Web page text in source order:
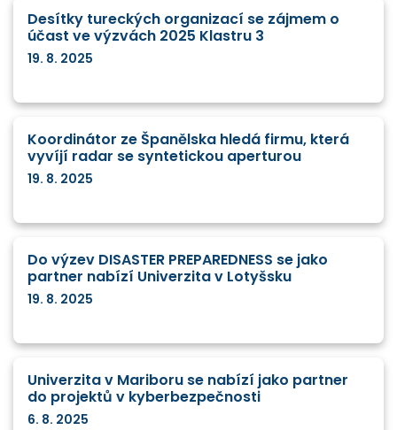
Desítky tureckých organizací se zájmem o
účast ve výzvách 2025 Klastru 3
19. 8. 2025
Koordinátor ze Španělska hledá firmu, která
vyvíjí radar se syntetickou aperturou
19. 8. 2025
Do výzev DISASTER PREPAREDNESS se jako
partner nabízí Univerzita v Lotyšsku
19. 8. 2025
Univerzita v Mariboru se nabízí jako partner
do projektů v kyberbezpečnosti
6. 8. 2025